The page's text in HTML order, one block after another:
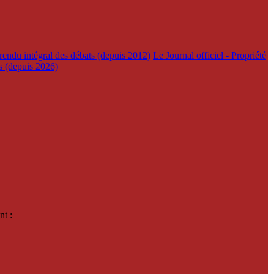
intégral des débats (depuis 2012) Le Journal officiel - Propriété
(depuis 2026)
: